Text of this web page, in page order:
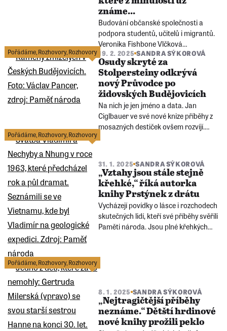
podnikatel a politik s korejskými
kořeny Vitalij Kim.
známe...
Budování občanské společnosti a
podpora studentů, učitelů i migrantů.
Veronika Fishbone Vlčková
představuje hlavní myšlenky slovenské
Nadace Milana Šimečky. Ta kromě
jiného vydává knihy, které nově najdete
v e-shopu Paměti národa.
Pořádáme,Rozhovory,Rozhovory 19. 2. 2025 SANDRA SÝKOROVÁ
Osudy skryté za
Stolpersteiny odkrývá
nový Průvodce po
židovských Budějovicích
Na nich je jen jméno a data. Jan
Ciglbauer ve své nové knize příběhy z
mosazných destiček ovšem rozvíjí.
se věnuje jedinečnému časopisu Klepy,
který tajně vydávala židovská mládež.
Pořádáme,Rozhovory,Rozhovory
31. 1. 2025 SANDRA SÝKOROVÁ
„Vztahy jsou stále stejně
křehké,“ říká autorka
knihy Prstýnek z drátu
Vycházejí povídky o lásce i rozchodech
skutečných lidí, kteří své příběhy svěřili
Paměti národa. Jsou plné křehkých
naší autorce Barboře Šťastné psalo o
lásce za dob temna?
Pořádáme,Rozhovory,Rozhovory
8. 1. 2025 SANDRA SÝKOROVÁ
„Nejtragičtější příběhy
neznáme.“ Dětští hrdinové
nové knihy prožili peklo